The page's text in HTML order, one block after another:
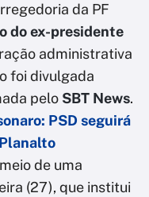
da PF
do ex-presidente
administrativa
foi divulgada
pelo SBT News.
PSD seguirá
de uma
(27), que institui